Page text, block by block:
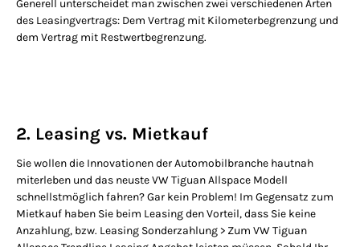
Generell unterscheidet man zwischen zwei verschiedenen Arten
des Leasingvertrags: Dem Vertrag mit Kilometerbegrenzung und
dem Vertrag mit Restwertbegrenzung.
2. Leasing vs. Mietkauf
Sie wollen die Innovationen der Automobilbranche hautnah
miterleben und das neuste VW Tiguan Allspace Modell
schnellstmöglich fahren? Gar kein Problem! Im Gegensatz zum
Mietkauf haben Sie beim Leasing den Vorteil, dass Sie keine
Anzahlung, bzw. Leasing Sonderzahlung > Zum VW Tiguan